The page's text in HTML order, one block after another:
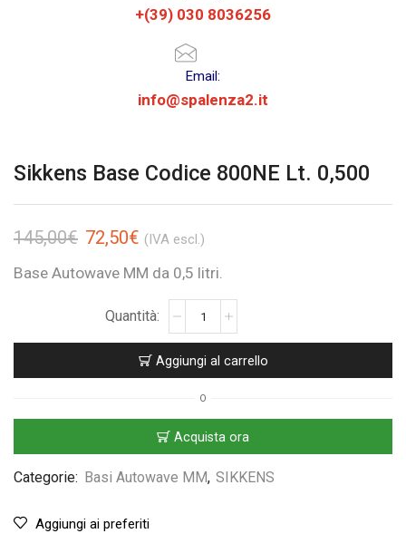
+(39) 030 8036256
Email:
info@spalenza2.it
Sikkens Base Codice 800NE Lt. 0,500
145,00€ 72,50€ (IVA escl.)
Base Autowave MM da 0,5 litri.
Aggiungi al carrello
O
Acquista ora
Categorie: Basi Autowave MM, SIKKENS
Aggiungi ai preferiti